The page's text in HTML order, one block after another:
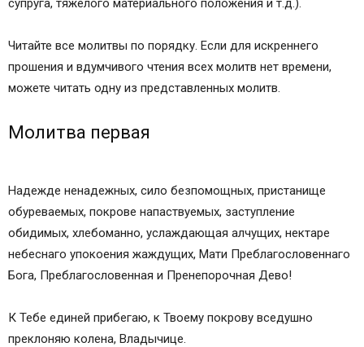
супруга, тяжелого материального положения и т.д.).
Читайте все молитвы по порядку. Если для искреннего
прошения и вдумчивого чтения всех молитв нет времени,
можете читать одну из представленных молитв.
Молитва первая
Надежде ненадежных, сило безпомощных, пристанище
обуреваемых, покрове напаствуемых, заступление
обидимых, хлебоманно, услаждающая алчущих, нектаре
небеснаго упокоения жаждущих, Мати Преблагословеннаго
Бога, Преблагословенная и Пренепорочная Дево!
К Тебе единей прибегаю, к Твоему покрову вседушно
преклоняю колена, Владычице.